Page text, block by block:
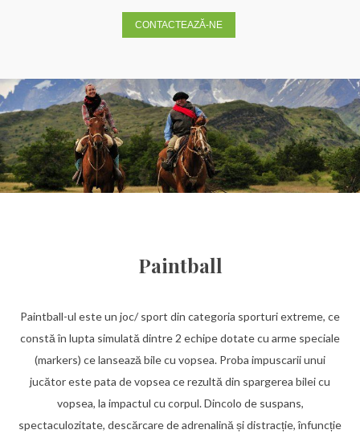
CONTACTEAZĂ-NE
Paintball
Paintball-ul este un joc/ sport din categoria sporturi extreme, ce
constă în lupta simulată dintre 2 echipe dotate cu arme speciale
(markers) ce lansează bile cu vopsea. Proba impuscarii unui
jucător este pata de vopsea ce rezultă din spargerea bilei cu
vopsea, la impactul cu corpul. Dincolo de suspans,
spectaculozitate, descărcare de adrenalină și distracție, înfuncție